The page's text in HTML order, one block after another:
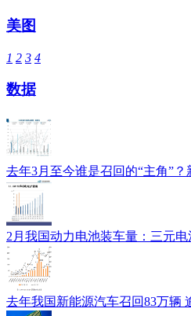
美图
1 2 3 4
数据
去年3月至今谁是召回的“主角”？
2月我国动力电池装车量：三元电
去年我国新能源汽车召回83万辆